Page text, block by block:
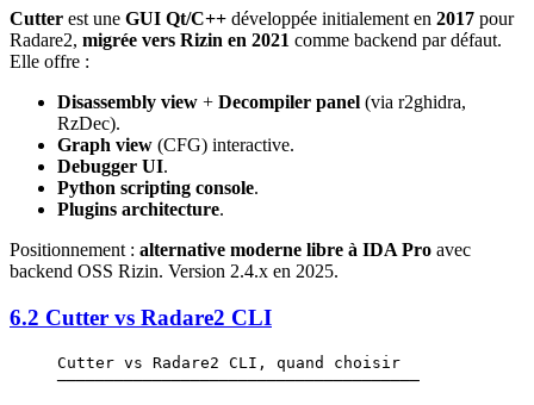
Cutter est une GUI Qt/C++ développée initialement en 2017 pour
Radare2, migrée vers Rizin en 2021 comme backend par défaut.
Elle offre :
Disassembly view + Decompiler panel (via r2ghidra,
RzDec).
Graph view (CFG) interactive.
Debugger UI.
Python scripting console.
Plugins architecture.
Positionnement : alternative moderne libre à IDA Pro avec
backend OSS Rizin. Version 2.4.x en 2025.
6.2 Cutter vs Radare2 CLI
Cutter vs Radare2 CLI, quand choisir
──────────────────────────────────────